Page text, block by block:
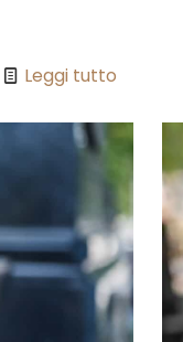
Leggi tutto